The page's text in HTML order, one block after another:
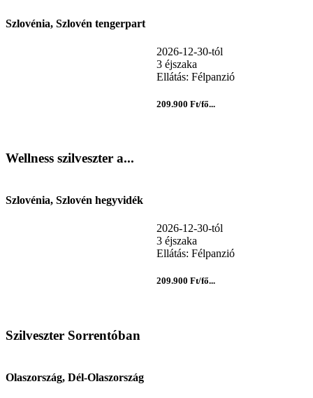
Szlovénia, Szlovén tengerpart
2026-12-30-tól
3 éjszaka
Ellátás: Félpanzió
209.900 Ft/fő...
Wellness szilveszter a...
Szlovénia, Szlovén hegyvidék
2026-12-30-tól
3 éjszaka
Ellátás: Félpanzió
209.900 Ft/fő...
Szilveszter Sorrentóban
Olaszország, Dél-Olaszország